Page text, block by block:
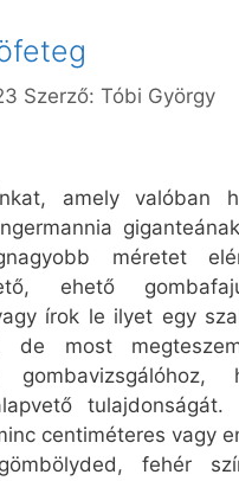
Szerző: Tóbi György
amely valóban
méretet
ehető
írok le ilyet egy
de most
gombavizsgálóhoz,
tulajdonságát.
centiméteres vagy
fehér